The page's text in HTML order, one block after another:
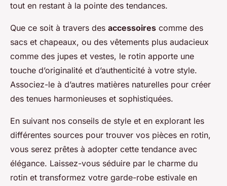
tout en restant à la pointe des tendances.
Que ce soit à travers des accessoires comme des
sacs et chapeaux, ou des vêtements plus audacieux
comme des jupes et vestes, le rotin apporte une
touche d’originalité et d’authenticité à votre style.
Associez-le à d’autres matières naturelles pour créer
des tenues harmonieuses et sophistiquées.
En suivant nos conseils de style et en explorant les
différentes sources pour trouver vos pièces en rotin,
vous serez prêtes à adopter cette tendance avec
élégance. Laissez-vous séduire par le charme du
rotin et transformez votre garde-robe estivale en